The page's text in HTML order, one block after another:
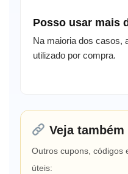
Posso usar mais
Na maioria dos casos,
utilizado por compra.
Veja também
Outros cupons, códigos
úteis: